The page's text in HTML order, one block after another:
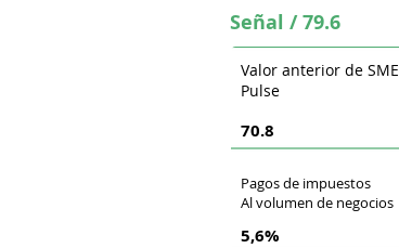
Señal / 79.6
70.8
Pagos de impuestos
Al volumen de negocios
Valor anterior de SME
Pulse
5,6%